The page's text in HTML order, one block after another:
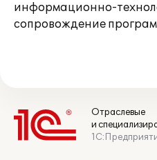
информационно-
сопровождение
Отраслевые
и